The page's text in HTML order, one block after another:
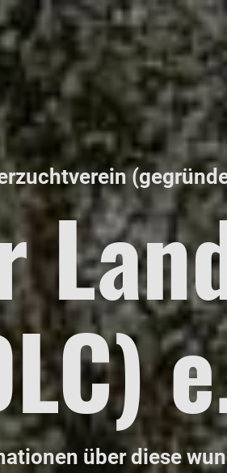
über diese